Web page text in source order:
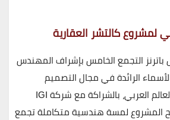
لمشروع كالتشر العقارية
التجمع الخامسبإشرافالمهندس
الأسماء الرائدة في مجال التصميم
العربي، بالشراكة مع
شركة IGI
المشروع لمسة هندسية متكاملة تجمع